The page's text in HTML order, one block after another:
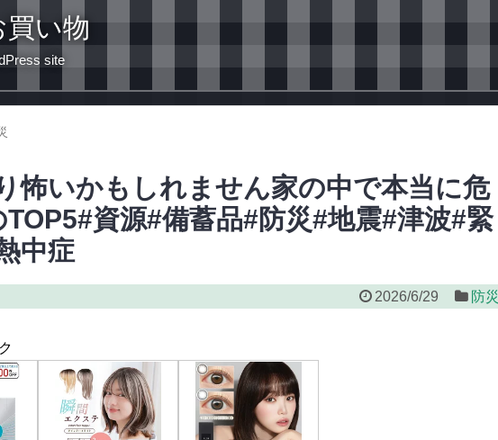
買い物
site
怖いかもしれません家の中で本当に危
TOP5#資源#備蓄品#防災#地震#津波#緊
中症
2026/6/29 防災